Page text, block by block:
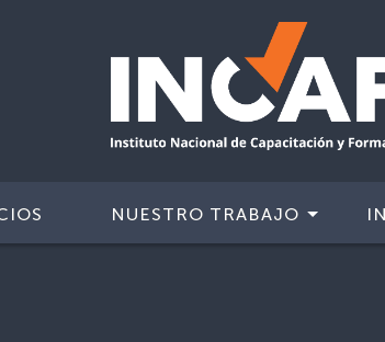
NUESTRO TRABAJO